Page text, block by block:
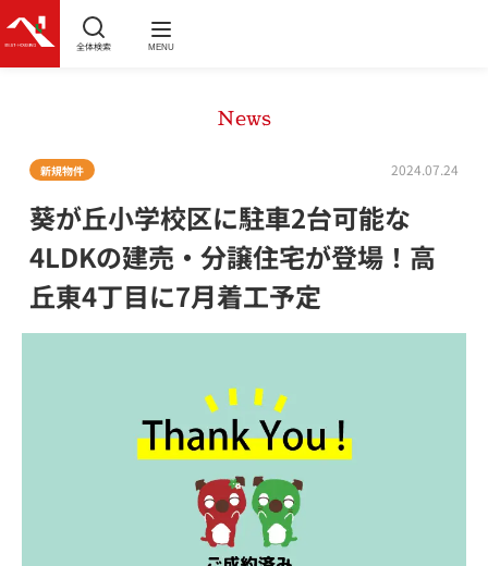
全体検索 MENU
News
新規物件 2024.07.24
葵が丘小学校区に駐車2台可能な
4LDKの建売・分譲住宅が登場！高
丘東4丁目に7月着工予定